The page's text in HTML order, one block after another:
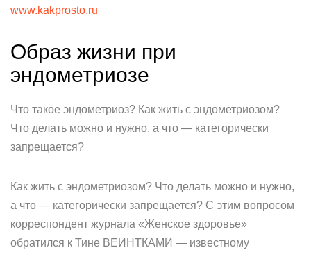
www.kakprosto.ru
Образ жизни при
эндометриозе
Что такое эндометриоз? Как жить с эндометриозом?
Что делать можно и нужно, а что — категорически
запрещается?
Как жить с эндометриозом? Что делать можно и нужно,
а что — категорически запрещается? С этим вопросом
корреспондент журнала «Женское здоровье»
обратился к Тине ВЕИНТКАМИ — известному